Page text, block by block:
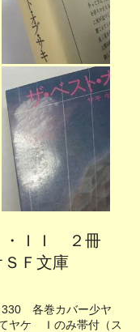
・ＩＩ ２冊
Ｆ文庫
各巻カバー少ヤ
ヤケ Ｉのみ帯付（ス